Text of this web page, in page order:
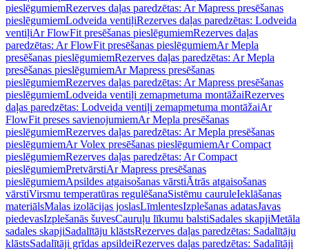
pieslēgumiemRezerves daļas paredzētas: Ar Mapress presēšanas
pieslēgumiemLodveida ventiļiRezerves daļas paredzētas: Lodveida
ventiļiAr FlowFit presēšanas pieslēgumiemRezerves daļas
paredzētas: Ar FlowFit presēšanas pieslēgumiemAr Mepla
presēšanas pieslēgumiemRezerves daļas paredzētas: Ar Mepla
presēšanas pieslēgumiemAr Mapress presēšanas
pieslēgumiemRezerves daļas paredzētas: Ar Mapress presēšanas
pieslēgumiemLodveida ventiļi zemapmetuma montāžaiRezerves
daļas paredzētas: Lodveida ventiļi zemapmetuma montāžaiAr
FlowFit preses savienojumiemAr Mepla presēšanas
pieslēgumiemRezerves daļas paredzētas: Ar Mepla presēšanas
pieslēgumiemAr Volex presēšanas pieslēgumiemAr Compact
pieslēgumiemRezerves daļas paredzētas: Ar Compact
pieslēgumiemPretvārstiAr Mapress presēšanas
pieslēgumiemApsildes atgaisošanas vārstiĀtrās atgaisošanas
vārstiVirsmu temperatūras regulēšanaSistēmu cauruleIeklāšanas
materiālsMalas izolācijas joslasLīmlentesIzplešanas adatasJavas
piedevasIzplešanās šuvesCauruļu līkumu balstiSadales skapjiMetāla
sadales skapjiSadalītāju klāstsRezerves daļas paredzētas: Sadalītāju
klāstsSadalītāji grīdas apsildeiRezerves daļas paredzētas: Sadalītāji